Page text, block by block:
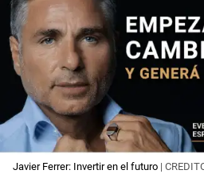
Javier Ferrer: Invertir en el futuro |